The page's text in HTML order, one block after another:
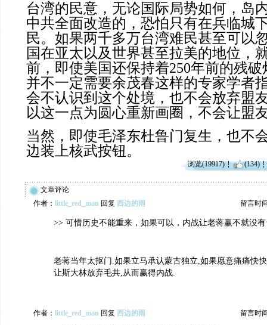
台湾的民意，无论国际局势如何，岛
中共全面改造的，恐怕只有在兵临城
民。如果两千多万台湾难民甚至可以
国在亚太以及世界甚至拉美的地位，
前，即使美国还保持着250年前的残
并不一定需要余茂春这样的专家学者
会不认识到这个处境，也不会放弃盟
以这一点为圆心重新画圈，不会让盟
当然，即使毛泽东杜鲁门复生，也不
边装上核武按钮。
浏览(19917) (134)
文章评论
作者： little_red_man 回复 西边的雨 留言时
>> 可惜历史不能重来，如果可以，内战让老蒋赢不就没
老蒋当年太抠门.如果立马承认蒙古独立,如果愿意痛痛快
让斯大林放弃毛共,从而赢得内战.
作者： little_red_man 回复 西边的雨 留言时